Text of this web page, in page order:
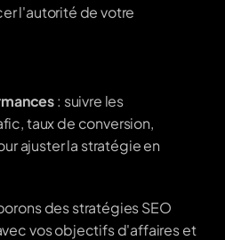
l'autorité de votre
: suivre les
taux de conversion,
ajuster la stratégie en
des stratégies SEO
vos objectifs d'affaires et